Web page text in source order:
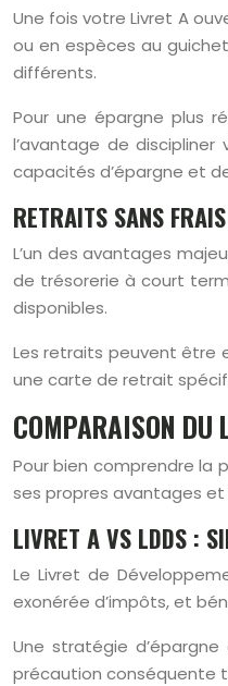
Une fois votre Livret A
ou en espèces au
différents.
Pour une épargne plus
l’avantage de
capacités d’épargne et
RETRAITS SANS
L’un des avantages
de trésorerie à court
disponibles.
Les retraits peuvent être
une carte de retrait
COMPARAISON DU
Pour bien comprendre la
ses propres avantages
LIVRET A VS LDDS :
Le Livret de
exonérée d’impôts, et
Une stratégie
précaution conséquente